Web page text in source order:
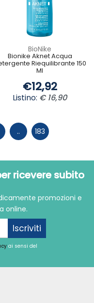
BioNike
Bionike Aknet Acqua
Riequilibrante 150
Ml
€12,92
Listino: € 16,90
.. 183
ricevere subito
promozioni e
online.
Iscriviti
ai sensi del